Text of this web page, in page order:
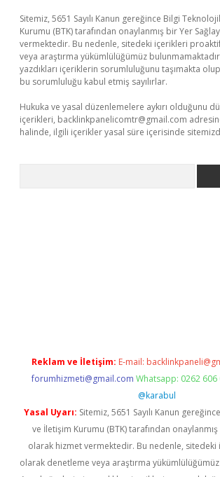
Sitemiz, 5651 Sayılı Kanun gereğince Bilgi
Kurumu (BTK) tarafından onaylanmış bir Yer
vermektedir. Bu nedenle, sitedeki içerikleri
veya araştırma yükümlülüğümüz
yazdıkları içeriklerin sorumluluğunu taşımakta
bu sorumluluğu kabul etmiş sayılırlar.
Hukuka ve yasal düzenlemelere aykırı olduğunu
içerikleri, backlinkpanelicomtr@gmail.com
halinde, ilgili içerikler yasal süre içerisinde
Reklam ve İletişim: E-mail:
forumhizmeti@gmail.com Whatsapp: 0262 606
@karabul
Yasal Uyarı: Sitemiz, 5651 Sayılı Kanun
ve İletişim Kurumu (BTK) tarafından onaylanmış
olarak hizmet vermektedir. Bu nedenle,
olarak denetleme veya araştırma